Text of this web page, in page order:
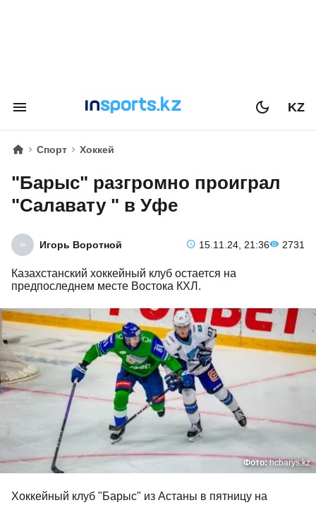
KZ
Спорт Хоккей
"Барыс" разгромно проиграл
"Салавату " в Уфе
Игорь Воротной 15.11.24, 21:36 2731
Казахстанский хоккейный клуб остается на
предпоследнем месте Востока КХЛ.
Фото:hcbarys.kz
Хоккейный клуб "Барыс" из Астаны в пятницу на